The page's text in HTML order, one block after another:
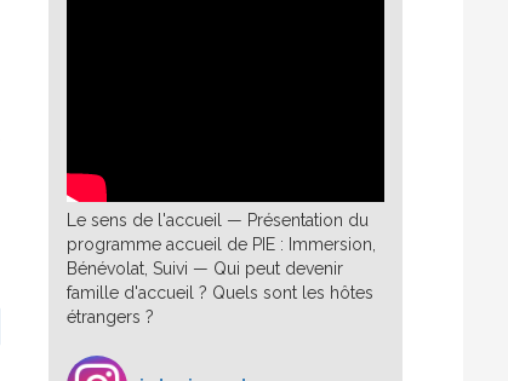
Le sens de l'accueil — Présentation du
programme accueil de PIE : Immersion,
Bénévolat, Suivi — Qui peut devenir
famille d'accueil ? Quels sont les hôtes
étrangers ?